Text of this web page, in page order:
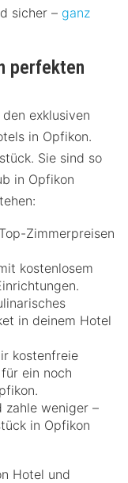
sicher – ganz
perfekten
exklusiven
in Opfikon.
Sie sind so
in Opfikon
Zimmerpreisen
kostenlosem
in deinem Hotel
kostenfreie
ein noch
zahle weniger –
in Opfikon
Hotel und